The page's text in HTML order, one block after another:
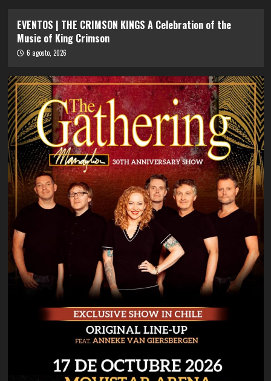
EVENTOS | THE CRIMSON KINGS A Celebration of the
Music of King Crimson
6 agosto, 2026